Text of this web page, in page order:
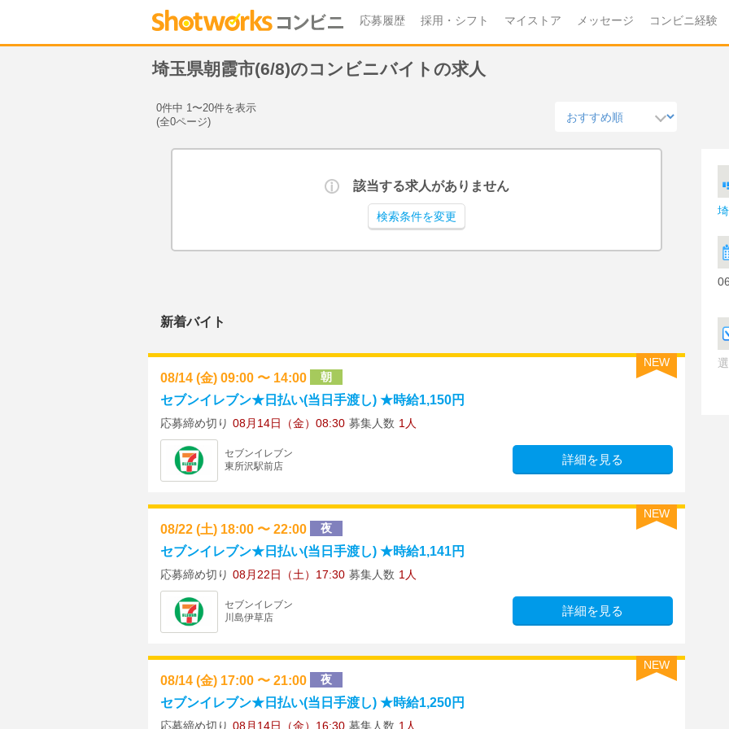
応募履歴 採用・シフト マイストア メッセージ コンビニ経験
埼玉県朝霞市(6/8)のコンビニバイトの求人
0件中 1〜20件を表示
(全0ページ)
該当する求人がありません
検索条件を変更
新着バイト
NEW
08/14 (金) 09:00 〜 14:00 朝
セブンイレブン★日払い(当日手渡し) ★時給1,150円
応募締め切り 08月14日（金）08:30 募集人数 1人
セブンイレブン
東所沢駅前店
詳細を見る
NEW
08/22 (土) 18:00 〜 22:00 夜
セブンイレブン★日払い(当日手渡し) ★時給1,141円
応募締め切り 08月22日（土）17:30 募集人数 1人
セブンイレブン
川島伊草店
詳細を見る
NEW
08/14 (金) 17:00 〜 21:00 夜
セブンイレブン★日払い(当日手渡し) ★時給1,250円
応募締め切り 08月14日（金）16:30 募集人数 1人